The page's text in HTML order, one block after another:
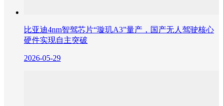
比亚迪4nm智驾芯片“璇玑A3”量产，国产无人驾驶核心
硬件实现自主突破
2026-05-29